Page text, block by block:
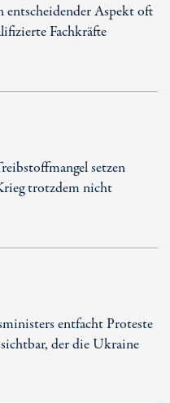
Aspekt oft
Fachkräfte
setzen
trotzdem nicht
entfacht Proteste
der die Ukraine